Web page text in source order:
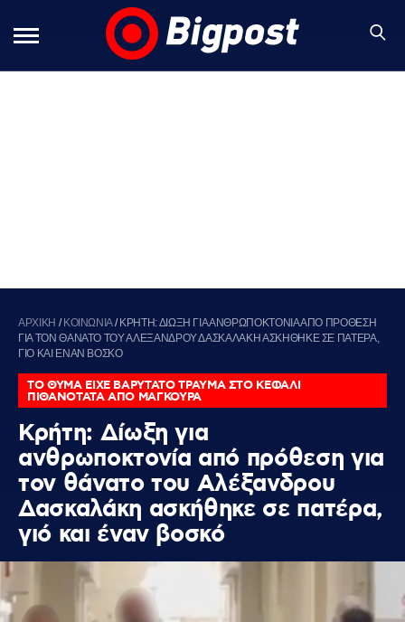
ΑΡΧΙΚΗ / ΚΟΙΝΩΝΙΑ/ ΚΡΗΤΗ: ΔΙΩΞΗ ΓΙΑ ΑΝΘΡΩΠΟΚΤΟΝΙΑ ΑΠΟ ΠΡΟΘΕΣΗ
ΓΙΑ ΤΟΝ ΘΑΝΑΤΟ ΤΟΥ ΑΛΕΞΑΝΔΡΟΥ ΔΑΣΚΑΛΑΚΗ ΑΣΚΗΘΗΚΕ ΣΕ ΠΑΤΕΡΑ,
ΓΙΟ ΚΑΙ ΕΝΑΝ ΒΟΣΚΟ
ΤΟ ΘΥΜΑ ΕΙΧΕ ΒΑΡΥΤΑΤΟ ΤΡΑΥΜΑ ΣΤΟ ΚΕΦΑΛΙ
ΠΙΘΑΝΟΤΑΤΑ ΑΠΟ ΜΑΓΚΟΥΡΑ
Κρήτη: Δίωξη για
ανθρωποκτονία από πρόθεση για
τον θάνατο του Αλέξανδρου
Δασκαλάκη ασκήθηκε σε πατέρα,
γιό και έναν βοσκό